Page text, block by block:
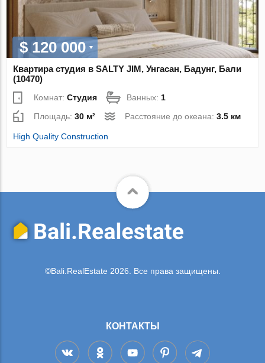
$ 120 000
Квартира студия в SALTY JIM, Унгасан, Бадунг, Бали
(10470)
Комнат:Студия Ванных: 1
Площадь:30 м² Расстояние до океана:3.5 км
High Quality Construction
©Bali.RealEstate 2026. Все права защищены.
КОНТАКТЫ